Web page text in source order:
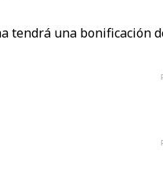
tendrá una bonificación